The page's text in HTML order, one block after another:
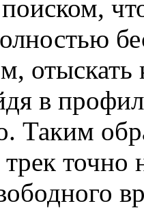
отыскать
в
Таким
точно